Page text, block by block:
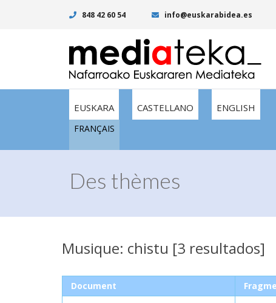
848 42 60 54 info@euskarabidea.es
EUSKARA CASTELLANO ENGLISH
FRANÇAIS
Des thèmes
Musique: chistu [3 resultados]
Document